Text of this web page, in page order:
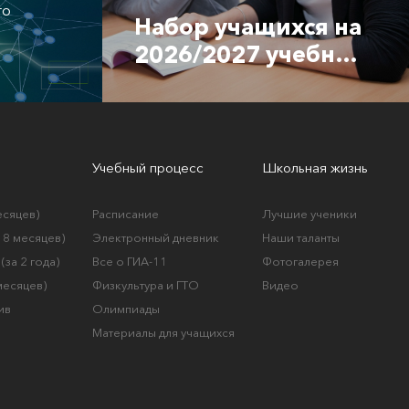
Набор учащихся на
2026/2027 учебный
год
8 месяцев)
2 года)
Учебный процесс
Расписание
Электронный дневник
Все о ГИА-11
Физкультура и ГТО
Олимпиады
Материалы для учащихся
Школьная жизнь
Лучшие ученики
Наши таланты
Фотогалерея
Видео